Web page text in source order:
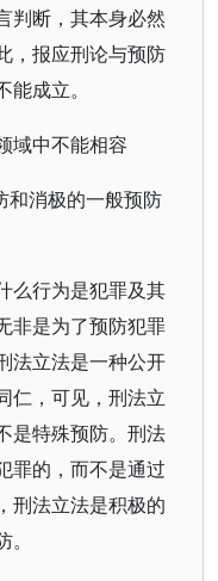
判断，其本身必然
，报应刑论与预防
成立。
域中不能相容
和消极的一般预防
么行为是犯罪及其
非是为了预防犯罪
法立法是一种公开
仁，可见，刑法立
是特殊预防。刑法
罪的，而不是通过
刑法立法是积极的